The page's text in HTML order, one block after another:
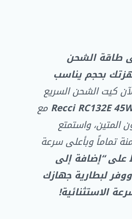
طاقة الشحن
بحجم يناسب
كيت الشحن السريع
Recci RC132Eمع
المتين، واستمتع
تماماً وبأعلى سرعة
“إضافة إلى
لبطارية جهازك
الاستثنائية!